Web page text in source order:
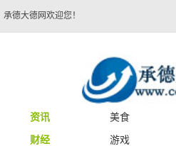
承德大德网欢迎您！
资讯 美食
财经
游戏